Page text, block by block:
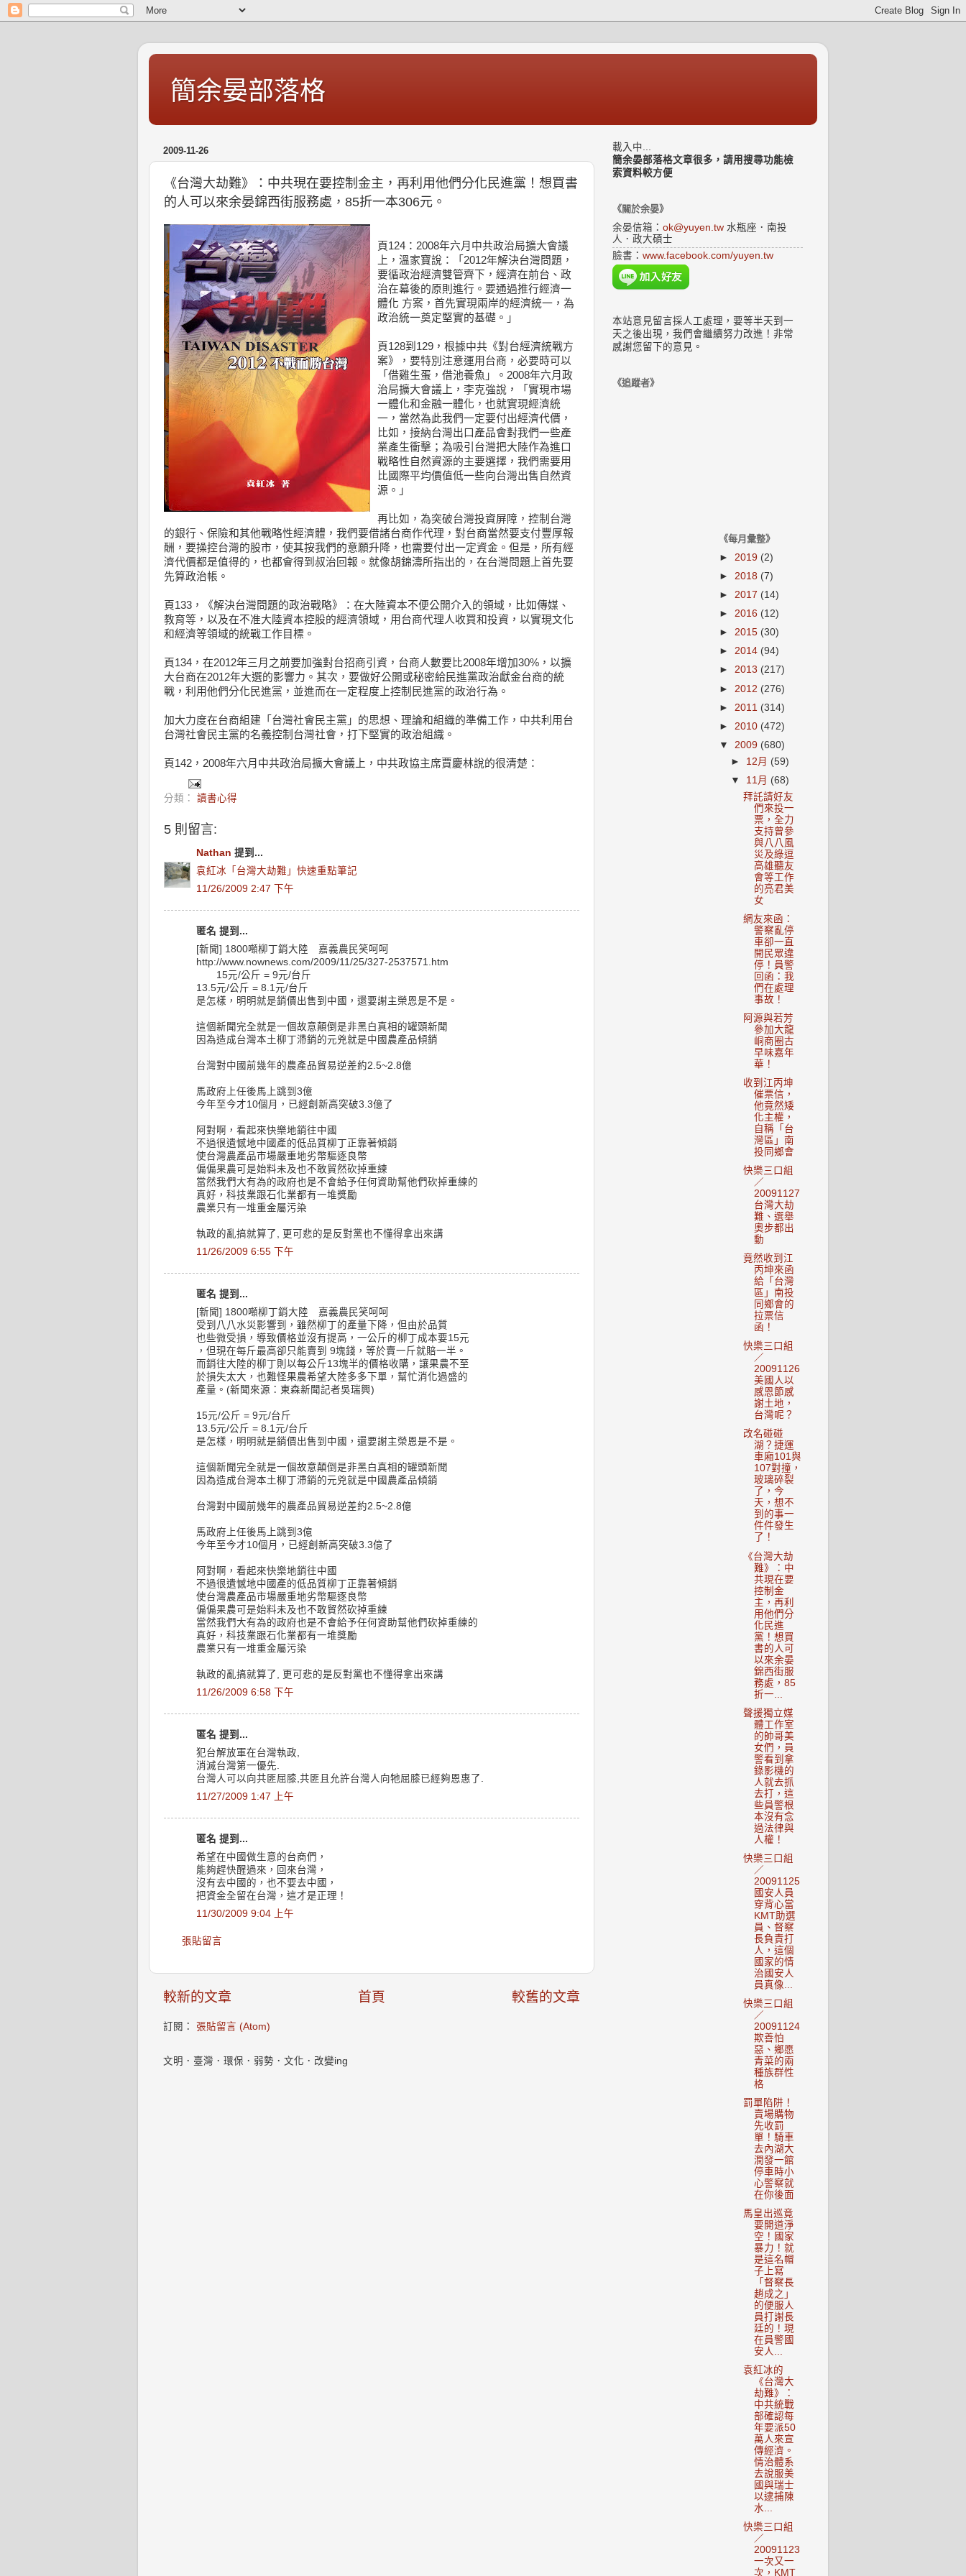
簡余晏部落格
2009-11-26
《台灣大劫難》：中共現在要控制金主，再利用他們分化民進黨！想買書
的人可以來余晏錦西街服務處，85折一本306元。
頁124：2008年六月中共政治局擴大會議
上，溫家寶說：「2012年解決台灣問題，
要循政治經濟雙管齊下，經濟在前台、政
治在幕後的原則進行。要通過推行經濟一
體化 方案，首先實現兩岸的經濟統一，為
政治統一奠定堅實的基礎。」
頁128到129，根據中共《對台經濟統戰方
案》，要特別注意運用台商，必要時可以
「借雞生蛋，借池養魚」。2008年六月政
治局擴大會議上，李克強說，「實現市場
一體化和金融一體化，也就實現經濟統
一，當然為此我們一定要付出經濟代價，
比如，接納台灣出口產品會對我們一些產
業產生衝擊；為吸引台灣把大陸作為進口
戰略性自然資源的主要選擇，我們需要用
比國際平均價值低一些向台灣出售自然資
源。」
再比如，為突破台灣投資屏障，控制台灣
的銀行、保險和其他戰略性經濟體，我們要借諸台商作代理，對台商當然要支付豐厚報
酬，要操控台灣的股市，使其按我們的意願升降，也需要付出一定資金。但是，所有經
濟代價都是值得的，也都會得到叔治回報。就像胡錦濤所指出的，在台灣問題上首先要
先算政治帳。
頁133，《解決台灣問題的政治戰略》：在大陸資本不便公開介入的領域，比如傳媒、
教育等，以及在不准大陸資本控股的經濟領域，用台商代理人收買和投資，以實現文化
和經濟等領域的統戰工作目標。
頁134，在2012年三月之前要加強對台招商引資，台商人數要比2008年增加30%，以擴
大台商在2012年大選的影響力。其次，要做好公開或秘密給民進黨政治獻金台商的統
戰，利用他們分化民進黨，並進而在一定程度上控制民進黨的政治行為。
加大力度在台商組建「台灣社會民主黨」的思想、理論和組織的準備工作，中共利用台
台灣社會民主黨的名義控制台灣社會，打下堅實的政治組織。
頁142，2008年六月中共政治局擴大會議上，中共政協主席賈慶林說的很清楚：
分類： 讀書心得
5 則留言:
Nathan 提到...
袁紅冰「台灣大劫難」快速重點筆記
11/26/2009 2:47 下午
匿名 提到...
[新聞] 1800噸柳丁銷大陸 嘉義農民笑呵呵
http://www.nownews.com/2009/11/25/327-2537571.htm
15元/公斤 = 9元/台斤
13.5元/公斤 = 8.1元/台斤
是怎樣，明明就是銷價出售到中國，還要謝主榮恩是不是。
這個新聞完全就是一個故意顛倒是非黑白真相的罐頭新聞
因為造成台灣本土柳丁滯銷的元兇就是中國農產品傾銷
台灣對中國前幾年的農產品貿易逆差約2.5~2.8億
馬政府上任後馬上跳到3億
今年至今才10個月，已經創新高突破3.3億了
阿對啊，看起來快樂地銷往中國
不過很遺憾地中國產的低品質柳丁正靠著傾銷
使台灣農產品市場嚴重地劣幣驅逐良幣
偏偏果農可是始料未及也不敢貿然砍掉重練
當然我們大有為的政府也是不會給予任何資助幫他們砍掉重練的
真好，科技業跟石化業都有一堆獎勵
農業只有一堆重金屬污染
執政的亂搞就算了, 更可悲的是反對黨也不懂得拿出來講
11/26/2009 6:55 下午
匿名 提到...
[新聞] 1800噸柳丁銷大陸 嘉義農民笑呵呵
受到八八水災影響到，雖然柳丁的產量下降，但由於品質
也些微受損，導致價格並沒有提高，一公斤的柳丁成本要15元
，但現在每斤最高卻只能賣到 9塊錢，等於賣一斤就賠一半。
而銷往大陸的柳丁則以每公斤13塊半的價格收購，讓果農不至
於損失太大，也難怪果農希望大陸多多下單，幫忙消化過盛的
產量。(新聞來源：東森新聞記者吳瑞興)
15元/公斤 = 9元/台斤
13.5元/公斤 = 8.1元/台斤
是怎樣，明明就是銷價出售到中國，還要謝主榮恩是不是。
這個新聞完全就是一個故意顛倒是非黑白真相的罐頭新聞
因為造成台灣本土柳丁滯銷的元兇就是中國農產品傾銷
台灣對中國前幾年的農產品貿易逆差約2.5~2.8億
馬政府上任後馬上跳到3億
今年至今才10個月，已經創新高突破3.3億了
阿對啊，看起來快樂地銷往中國
不過很遺憾地中國產的低品質柳丁正靠著傾銷
使台灣農產品市場嚴重地劣幣驅逐良幣
偏偏果農可是始料未及也不敢貿然砍掉重練
當然我們大有為的政府也是不會給予任何資助幫他們砍掉重練的
真好，科技業跟石化業都有一堆獎勵
農業只有一堆重金屬污染
執政的亂搞就算了, 更可悲的是反對黨也不懂得拿出來講
11/26/2009 6:58 下午
匿名 提到...
犯台解放軍在台灣執政,
消滅台灣第一優先.
台灣人可以向共匪屈膝,共匪且允許台灣人向牠屈膝已經夠恩惠了.
11/27/2009 1:47 上午
匿名 提到...
希望在中國做生意的台商們，
能夠趕快醒過來，回來台灣，
沒有去中國的，也不要去中國，
把資金全留在台灣，這才是正理！
11/30/2009 9:04 上午
張貼留言
較新的文章 較舊的文章
首頁
訂閱： 張貼留言 (Atom)
文明．臺灣．環保．弱勢．文化．改變ing
載入中...
簡余晏部落格文章很多，請用搜尋功能檢
索資料較方便
《關於余晏》
余晏信箱： ok@yuyen.tw 水瓶座．南投
人．政大碩士
臉書： www.facebook.com/yuyen.tw
本站意見留言採人工處理，要等半天到一
天之後出現，我們會繼續努力改進！非常
感謝您留下的意見。
《追蹤者》
《每月彙整》
► 2019 (2)
► 2018 (7)
► 2017 (14)
► 2016 (12)
► 2015 (30)
► 2014 (94)
► 2013 (217)
► 2012 (276)
► 2011 (314)
► 2010 (472)
▼ 2009 (680)
► 12月 (59)
▼ 11月 (68)
拜託請好友
們來投一
票，全力
支持曾參
與八八風
災及綠逗
高雄聽友
會等工作
的亮君美
女
網友來函：
警察亂停
車卻一直
開民眾違
停！員警
回函：我
們在處理
事故！
阿源與若芳
參加大龍
峒商圈古
早味嘉年
華！
收到江丙坤
催票信，
他竟然矮
化主權，
自稱「台
灣區」南
投同鄉會
快樂三口組
／
20091127
台灣大劫
難、選舉
奧步都出
動
竟然收到江
丙坤來函
給「台灣
區」南投
同鄉會的
拉票信
函！
快樂三口組
／
20091126
美國人以
感恩節感
謝土地，
台灣呢？
改名碰碰
湖？捷運
車廂101與
107對撞，
玻璃碎裂
了，今
天，想不
到的事一
件件發生
了！
《台灣大劫
難》：中
共現在要
控制金
主，再利
用他們分
化民進
黨！想買
書的人可
以來余晏
錦西街服
務處，85
折一...
聲援獨立媒
體工作室
的帥哥美
女們，員
警看到拿
錄影機的
人就去抓
去打，這
些員警根
本沒有念
過法律與
人權！
快樂三口組
／
20091125
國安人員
穿背心當
KMT助選
員、督察
長負責打
人，這個
國家的情
治國安人
員真像...
快樂三口組
／
20091124
欺善怕
惡、鄉愿
青菜的兩
種族群性
格
罰單陷阱！
賣場購物
先收罰
單！騎車
去內湖大
潤發一館
停車時小
心警察就
在你後面
馬皇出巡竟
要開道淨
空！國家
暴力！就
是這名帽
子上寫
「督察長
趙成之」
的便服人
員打謝長
廷的！現
在員警國
安人...
袁紅冰的
《台灣大
劫難》：
中共統戰
部確認每
年要派50
萬人來宣
傳經濟。
情治體系
去說服美
國與瑞士
以逮捕陳
水...
快樂三口組
／
20091123
一次又一
次，KMT